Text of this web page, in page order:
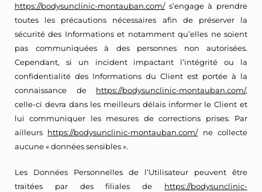
https://bodysunclinic-montauban.com/s’engage à prendre
toutes les précautions nécessaires afin de préserver la
sécurité des Informations et notamment qu’elles ne soient
pas communiquées à des personnes non autorisées.
Cependant, si un incident impactant l’intégrité ou la
confidentialité des Informations du Client est portée à la
connaissance de https://bodysunclinic-montauban.com/,
celle-ci devra dans les meilleurs délais informer le Client et
lui communiquer les mesures de corrections prises. Par
ailleurs https://bodysunclinic-montauban.com/ne collecte
aucune « données sensibles ».
Les Données Personnelles de l’Utilisateur peuvent être
traitées par des filiales de https://bodysunclinic-